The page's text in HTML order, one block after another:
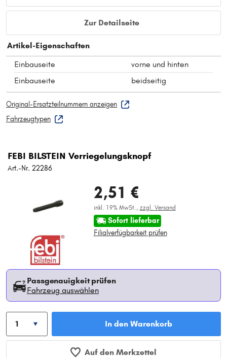
Zur Detailseite
Artikel-Eigenschaften
Einbauseite
vorne und hinten
Einbauseite
beidseitig
Original-Ersatzteilnummern anzeigen
Fahrzeugtypen
FEBI BILSTEIN Verriegelungsknopf
Art.-Nr. 22286
2,51 €
inkl. 19% MwSt., zzgl. Versand
Sofort lieferbar
Filialverfügbarkeit prüfen
Passgenauigkeit prüfen
Fahrzeug auswählen
In den Warenkorb
Auf den Merkzettel